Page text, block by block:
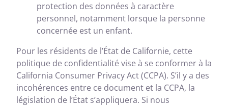
protection des données à caractère
personnel, notamment lorsque la personne
concernée est un enfant.
Pour les résidents de l’État de Californie, cette
politique de confidentialité vise à se conformer à la
California Consumer Privacy Act (CCPA). S’il y a des
incohérences entre ce document et la CCPA, la
législation de l’État s’appliquera. Si nous